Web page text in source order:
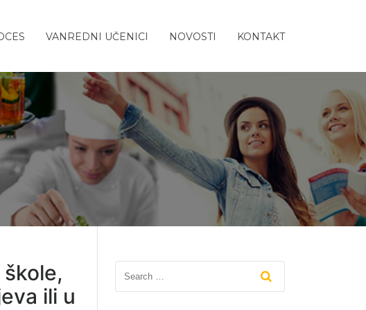
VANREDNI UČENICI NOVOSTI KONTAKT
ili u